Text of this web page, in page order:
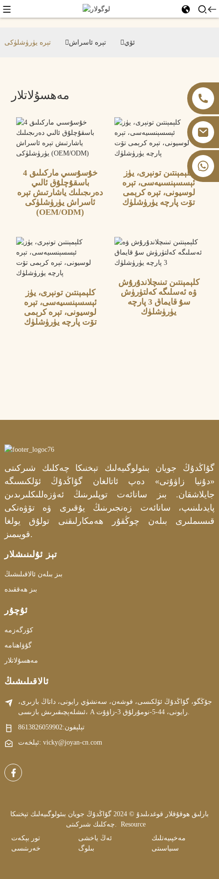
ئۆي تېرە ئاسراش تېرە يۈرۈشلۈكى
مەھسۇلاتلار
خۇسۇسىي ماركىلىق 4
باسقۇچلۇق ئالىي
دەرىجىلىك ياشارتىش تېرە
ئاسراش يۈرۈشلۈكى
(OEM/ODM)
كلېمېنتىن تونېرى، يۈز
ئېسسېنسىيەسى، تېرە
لوسيونى، تېرە كرېمى
تۆت پارچە يۈرۈشلۈك
كلېمېنتىن تونېرى، يۈز
ئېسسېنسىيەسى، تېرە
لوسيونى، تېرە كرېمى
تۆت پارچە يۈرۈشلۈك
كلېمېنتىن تىنىچلاندۇرۇش
ۋە ئەسلىگە كەلتۈرۈش
سۇ قايماق 3 پارچە
يۈرۈشلۈك
گۇاڭدۇڭ جويان بىئولوگىيەلىك تېخنىكا چەكلىك شىركىتى
«دۇنيا زاۋۇتى» دەپ ئاتالغان گۇاڭدۇڭ ئۆلكىسىگە
جايلاشقان. بىز سانائەت توپلىرىنىڭ ئەۋزەللىكلىرىدىن
پايدىلىنىپ، سانائەت زەنجىرىنىڭ يۇقىرى ۋە تۆۋەنكى
قىسىملىرى بىلەن چوڭقۇر ھەمكارلىقنى تولۇق يولغا
قويىمىز.
تېز ئۇلىنىشلار
بىز بىلەن ئالاقىلىشىڭ
بىز ھەققىدە
ئۇچۇر
كۆرگەزمە
گۇۋاھنامە
مەھسۇلاتلار
ئالاقىلىشىڭ
جۇڭگو، گۇاڭدۇڭ ئۆلكىسى، فوشەن، سەنشۈي رايونى، داتاڭ بازىرى،
تېلېفون:8613826059902
ئېلخەت: vicky@joyan-cn.com
بارلىق ھوقۇقلار قوغدىلىدۇ © 2024 گۇاڭدۇڭ جويان بىئولوگىيەلىك تېخنىكا
Resource
تور بېكەت
خەرىتىسى
ئەڭ ياخشى
بىلوگ
مەخپىيەتلىك
سىياسىتى